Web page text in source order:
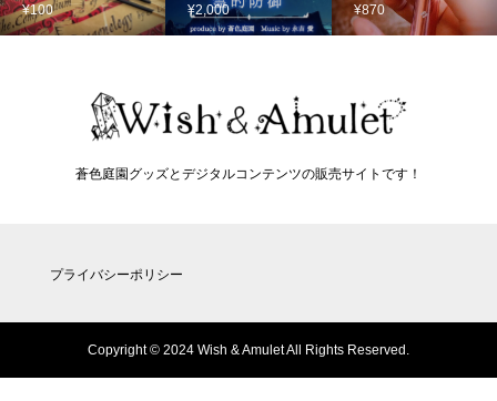
¥100 ¥2,000 ¥870
蒼色庭園グッズとデジタルコンテンツの販売サイトです！
プライバシーポリシー
Copyright © 2024 Wish & Amulet All Rights Reserved.